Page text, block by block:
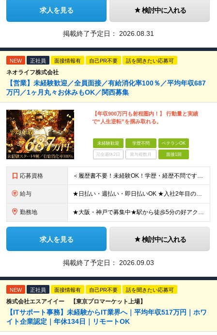
求人を見る 検討中に入れる
掲載終了予定日： 2026.08.31
NEW 正社員 面接情報有 自己PR不要 話を聞きたい応募可
ネオライフ株式会社
【営業】未経験歓迎／全員面接／有給消化率100％／平均年収687
万円／1ヶ月丸々お休みもOK／関西募集
【年収900万円も射程圏内！】 行動量と実績
で“人生逆転”を掴み取れる。
未経験歓迎 学歴不問 ベテランOK
完全週休2日 賞与複数月 面接1回
応募資格 ＜履歴書不要！未経験OK！学歴・経歴不問です＞ ◆スキル・資格は一切不要 ◆職種・業種未経験歓迎 ◆第二新卒・ブランク・社会人デビューOK ＜こんな方にピッタリ！＞ □収入もお休みも大切にしたい方
給与 ★日払い・週払い・即日払いOK ★入社2年目の平均年収687万円 ★入社3年目で年収900万円の社員も在籍 ＼2つのコースから給与形態を選べます！／ 【1】安定収入をゲットしたい方向けコース 基本給
勤務地 ★大阪・神戸で募集中★駅から徒歩5分の好アクセス ■新大阪事業所／大阪府大阪市東淀川区東中島4-11-6 ネオライフ新大阪ビル8F ■神戸事業所／兵庫県神戸市中央区多聞通4-4-13 歩11番館50
求人を見る 検討中に入れる
掲載終了予定日： 2026.09.03
NEW 正社員 面接情報有 自己PR不要 話を聞きたい応募可
株式会社エスアイイー 【東京プロマーケット上場】
【ITサポート事務】未経験からIT業界へ｜平均年収517万円｜ホワ
イト企業認定｜年休134日｜リモートOK